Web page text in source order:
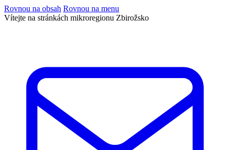
Rovnou na obsah Rovnou na menu
Vítejte na stránkách mikroregionu Zbirožsko